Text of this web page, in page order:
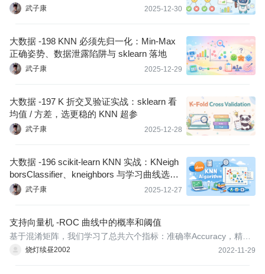
武子康 2025-12-30
大数据 -198 KNN 必须先归一化：Min-Max
正确姿势、数据泄露陷阱与 sklearn 落地
武子康 2025-12-29
大数据 -197 K 折交叉验证实战：sklearn 看
均值 / 方差，选更稳的 KNN 超参
武子康 2025-12-28
大数据 -196 scikit-learn KNN 实战：KNeigh
borsClassifier、kneighbors 与学习曲线选最
优 案例 1 红酒 案例 2 乳腺癌
武子康 2025-12-27
支持向量机 -ROC 曲线中的概率和阈值
烧灯续昼2002 2022-11-29
基于混淆矩阵，我们学习了总共六个指标：准确率Accuracy，精确
度Precision，召回率Recall，精确度和召回度的平衡指标F measur